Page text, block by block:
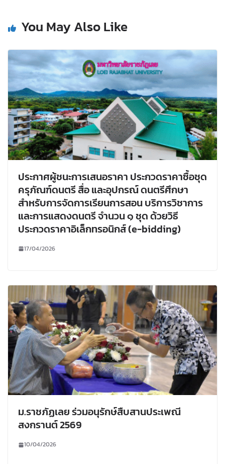
You May Also Like
ประกาศผู้ชนะการเสนอราคา ประกวดราคาซื้อชุด
ครุภัณฑ์ดนตรี สื่อ และอุปกรณ์ ดนตรีศึกษา
สำหรับการจัดการเรียนการสอน บริการวิชาการ
และการแสดงดนตรี จำนวน ๑ ชุด ด้วยวิธี
ประกวดราคาอิเล็กทรอนิกส์ (e-bidding)
17/04/2026
ม.ราชภัฏเลย ร่วมอนุรักษ์สืบสานประเพณี
สงกรานต์ 2569
10/04/2026